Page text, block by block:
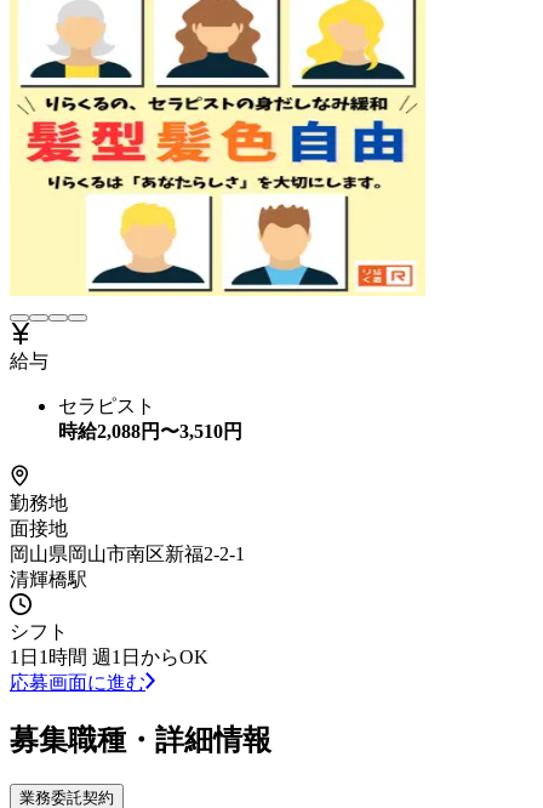
給与
セラピスト
時給2,088円〜3,510円
勤務地
面接地
岡山県岡山市南区新福2-2-1
清輝橋駅
シフト
1日1時間 週1日からOK
応募画面に進む
募集職種・詳細情報
業務委託契約